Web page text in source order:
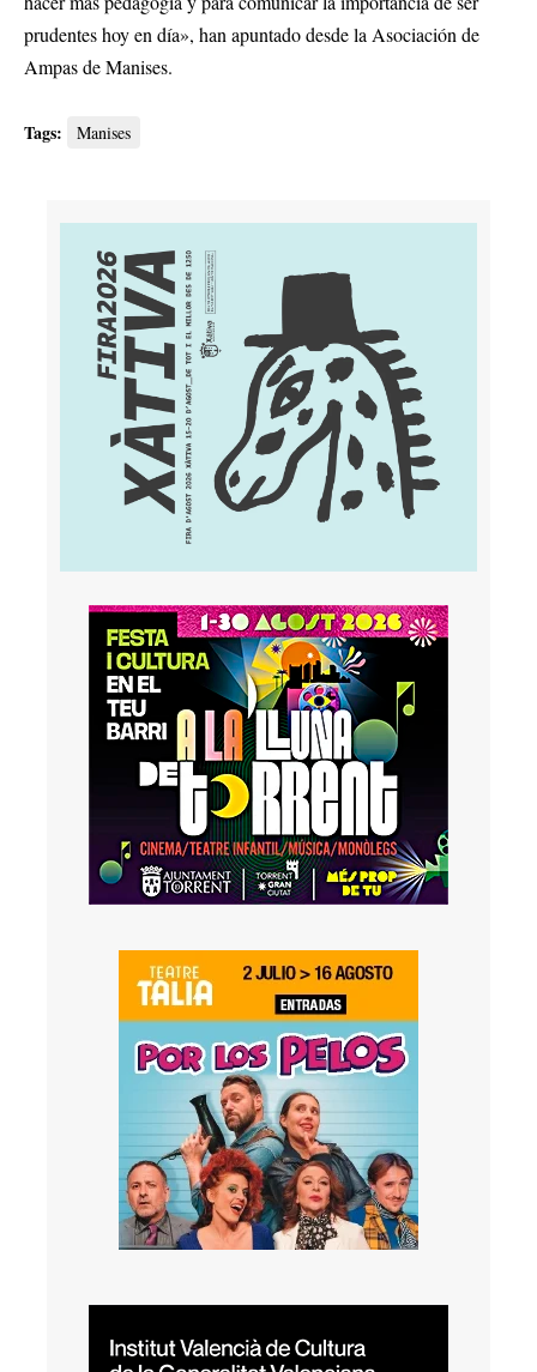
prudentes hoy en día», han apuntado desde la Asociación de
Ampas de Manises.
Tags: Manises